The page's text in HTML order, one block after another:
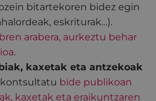
bitartekoren bidez egin
eskriturak…).
arabera, aurkeztu behar
.
kaxetak eta antzekoak
kontsultatu bide publikoan
kaxetak eta eraikuntzaren